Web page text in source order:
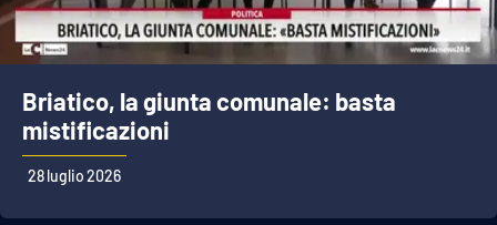
Briatico, la giunta comunale: basta
mistificazioni
28 luglio 2026